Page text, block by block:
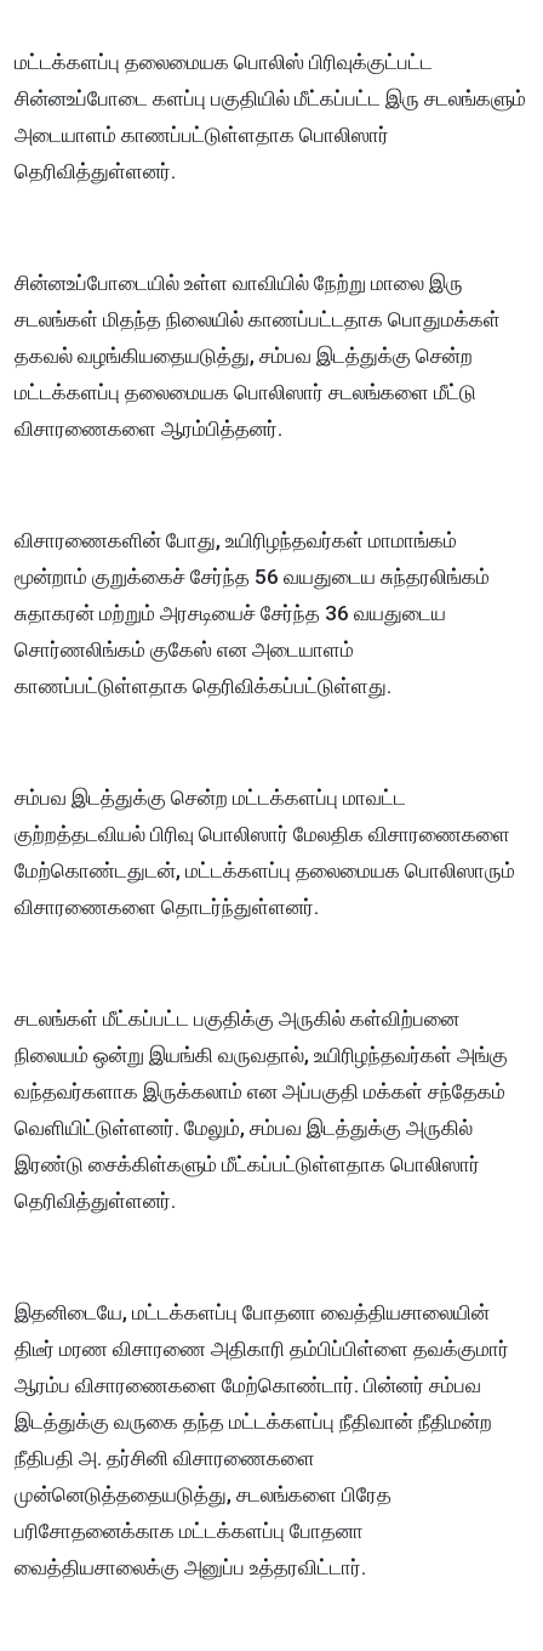
மட்டக்களப்பு தலைமையக பொலிஸ் பிரிவுக்குட்பட்ட
சின்னஉப்போடை களப்பு பகுதியில் மீட்கப்பட்ட இரு சடலங்களும்
அடையாளம் காணப்பட்டுள்ளதாக பொலிஸார்
தெரிவித்துள்ளனர்.
சின்னஉப்போடையில் உள்ள வாவியில் நேற்று மாலை இரு
சடலங்கள் மிதந்த நிலையில் காணப்பட்டதாக பொதுமக்கள்
தகவல் வழங்கியதையடுத்து, சம்பவ இடத்துக்கு சென்ற
மட்டக்களப்பு தலைமையக பொலிஸார் சடலங்களை மீட்டு
விசாரணைகளை ஆரம்பித்தனர்.
விசாரணைகளின் போது, உயிரிழந்தவர்கள் மாமாங்கம்
மூன்றாம் குறுக்கைச் சேர்ந்த 56 வயதுடைய சுந்தரலிங்கம்
சுதாகரன் மற்றும் அரசடியைச் சேர்ந்த 36 வயதுடைய
சொர்ணலிங்கம் குகேஸ் என அடையாளம்
காணப்பட்டுள்ளதாக தெரிவிக்கப்பட்டுள்ளது.
சம்பவ இடத்துக்கு சென்ற மட்டக்களப்பு மாவட்ட
குற்றத்தடவியல் பிரிவு பொலிஸார் மேலதிக விசாரணைகளை
மேற்கொண்டதுடன், மட்டக்களப்பு தலைமையக பொலிஸாரும்
விசாரணைகளை தொடர்ந்துள்ளனர்.
சடலங்கள் மீட்கப்பட்ட பகுதிக்கு அருகில் கள்விற்பனை
நிலையம் ஒன்று இயங்கி வருவதால், உயிரிழந்தவர்கள் அங்கு
வந்தவர்களாக இருக்கலாம் என அப்பகுதி மக்கள் சந்தேகம்
வெளியிட்டுள்ளனர். மேலும், சம்பவ இடத்துக்கு அருகில்
இரண்டு சைக்கிள்களும் மீட்கப்பட்டுள்ளதாக பொலிஸார்
தெரிவித்துள்ளனர்.
இதனிடையே, மட்டக்களப்பு போதனா வைத்தியசாலையின்
திடீர் மரண விசாரணை அதிகாரி தம்பிப்பிள்ளை தவக்குமார்
ஆரம்ப விசாரணைகளை மேற்கொண்டார். பின்னர் சம்பவ
இடத்துக்கு வருகை தந்த மட்டக்களப்பு நீதிவான் நீதிமன்ற
நீதிபதி அ. தர்சினி விசாரணைகளை
முன்னெடுத்ததையடுத்து, சடலங்களை பிரேத
பரிசோதனைக்காக மட்டக்களப்பு போதனா
வைத்தியசாலைக்கு அனுப்ப உத்தரவிட்டார்.